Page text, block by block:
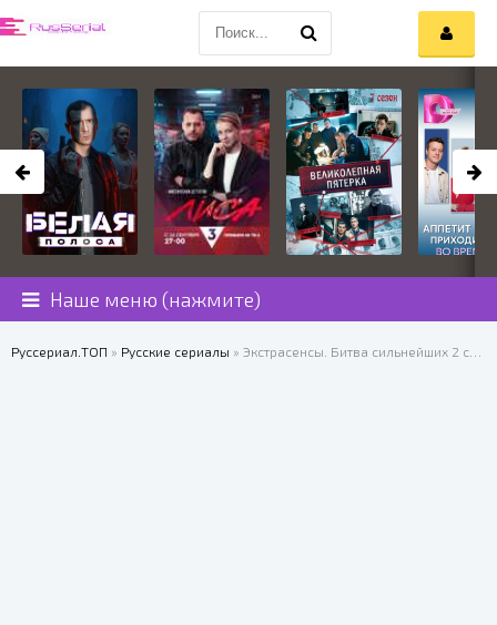
Наше меню (нажмите)
Руссериал.ТОП » Русские сериалы » Экстрасенсы. Битва сильнейших 2 сезон 13 выпуск